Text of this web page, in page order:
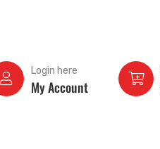
Login here
My Account